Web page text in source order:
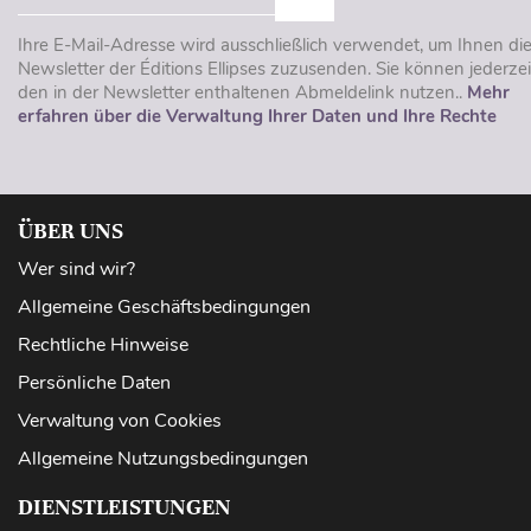
Ihre E-Mail-Adresse wird ausschließlich verwendet, um Ihnen die
Newsletter der Éditions Ellipses zuzusenden. Sie können
den in der Newsletter enthaltenen Abmeldelink nutzen.. Mehr
erfahren über die Verwaltung Ihrer Daten und Ihre Rechte
ÜBER UNS
Wer sind wir?
Allgemeine Geschäftsbedingungen
Rechtliche Hinweise
Persönliche Daten
Verwaltung von Cookies
Allgemeine Nutzungsbedingungen
DIENSTLEISTUNGEN